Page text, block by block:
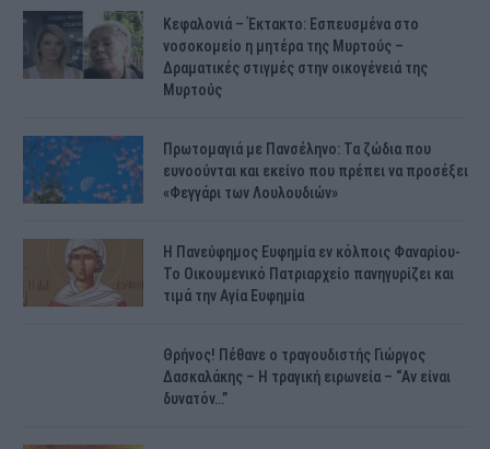
Κεφαλονιά – Έκτακτο: Εσπευσμένα στο
νοσοκομείο η μητέρα της Μυρτούς –
Δραματικές στιγμές στην οικογένειά της
Μυρτούς
Πρωτομαγιά με Πανσέληνο: Τα ζώδια που
ευνοούνται και εκείνο που πρέπει να προσέξει
«Φεγγάρι των Λουλουδιών»
H Πανεύφημος Ευφημία εν κόλποις Φαναρίου-
Το Οικουμενικό Πατριαρχείο πανηγυρίζει και
τιμά την Αγία Ευφημία
Θρήνος! Πέθανε ο τραγουδιστής Γιώργος
Δασκαλάκης – Η τραγική ειρωνεία – “Αν είναι
δυνατόν…”